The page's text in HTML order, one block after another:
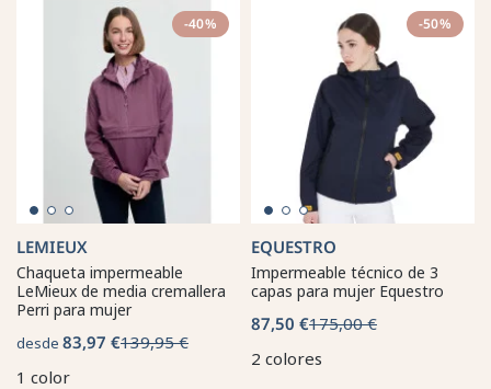
-40%
LEMIEUX
Chaqueta impermeable
LeMieux de media cremallera
Perri para mujer
desde 83,97 €139,95 €
1 color
-50%
EQUESTRO
Impermeable técnico de 3
capas para mujer Equestro
87,50 €175,00 €
2 colores